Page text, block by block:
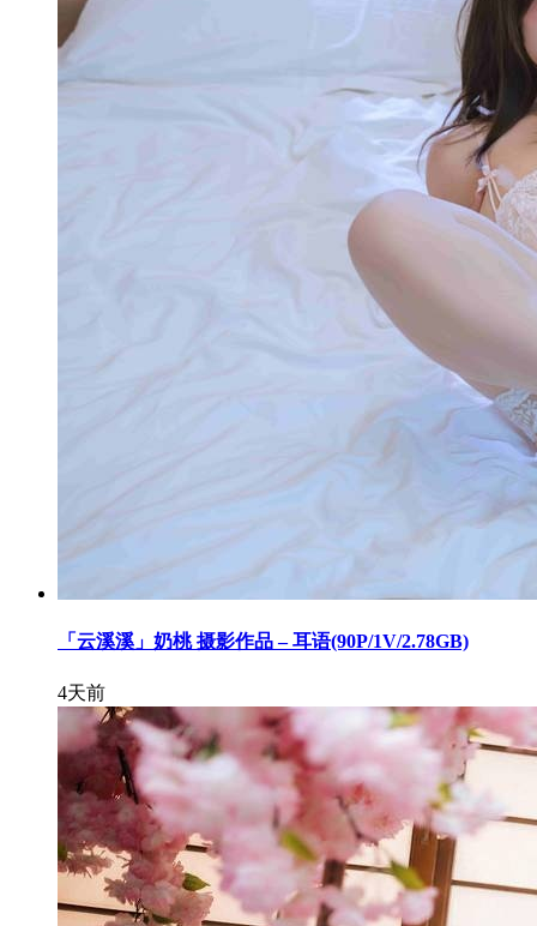
「云溪溪」奶桃 摄影作品 – 耳语(90P/1V/2.78GB)
4天前